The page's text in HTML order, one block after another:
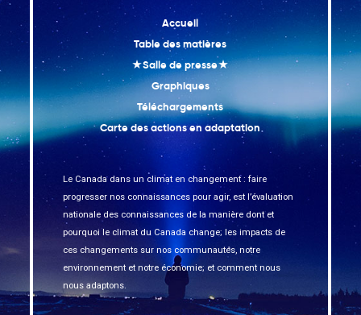
Accueil
Table des matières
★Salle de presse★
Graphiques
Téléchargements
Carte des actions en adaptation
Le Canada dans un climat en changement : faire
progresser nos connaissances pour agir, est l’évaluation
nationale des connaissances de la manière dont et
pourquoi le climat du Canada change; les impacts de
ces changements sur nos communautés, notre
environnement et notre économie; et comment nous
nous adaptons.